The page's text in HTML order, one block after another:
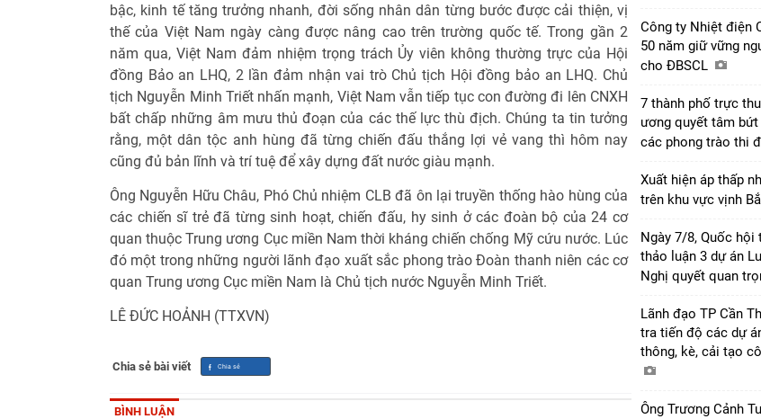
bậc, kinh tế tăng trưởng nhanh, đời sống nhân dân từng bước được cải thiện, vị
thế của Việt Nam ngày càng được nâng cao trên trường quốc tế. Trong gần 2
năm qua, Việt Nam đảm nhiệm trọng trách Ủy viên không thường trực của Hội
đồng Bảo an LHQ, 2 lần đảm nhận vai trò Chủ tịch Hội đồng bảo an LHQ. Chủ
tịch Nguyễn Minh Triết nhấn mạnh, Việt Nam vẫn tiếp tục con đường đi lên CNXH
bất chấp những âm mưu thủ đoạn của các thế lực thù địch. Chúng ta tin tưởng
rằng, một dân tộc anh hùng đã từng chiến đấu thắng lợi vẻ vang thì hôm nay
cũng đủ bản lĩnh và trí tuệ để xây dựng đất nước giàu mạnh.
Ông Nguyễn Hữu Châu, Phó Chủ nhiệm CLB đã ôn lại truyền thống hào hùng của
các chiến sĩ trẻ đã từng sinh hoạt, chiến đấu, hy sinh ở các đoàn bộ của 24 cơ
quan thuộc Trung ương Cục miền Nam thời kháng chiến chống Mỹ cứu nước. Lúc
đó một trong những người lãnh đạo xuất sắc phong trào Đoàn thanh niên các cơ
quan Trung ương Cục miền Nam là Chủ tịch nước Nguyễn Minh Triết.
LÊ ĐỨC HOẢNH (TTXVN)
Chia sẻ bài viết
BÌNH LUẬN
Công ty Nhiệt điện
50 năm giữ vững
cho ĐBSCL
7 thành phố trực
ương quyết tâm
các phong trào thi
Xuất hiện áp thấp
trên khu vực vịnh
Ngày 7/8, Quốc hội
thảo luận 3 dự án
Nghị quyết quan
Lãnh đạo TP Cần
tra tiến độ các dự
thông, kè, cải tạo
Ông Trương Cảnh